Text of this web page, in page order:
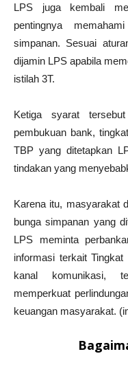
LPS juga kembali
pentingnya
simpanan. Sesuai
dijamin LPS apabila
istilah 3T.
Ketiga syarat
pembukuan bank,
TBP yang ditetapkan
tindakan yang
Karena itu, masyarakat
bunga simpanan yang
LPS meminta
informasi terkait
kanal komunikasi,
memperkuat
keuangan masyarakat.